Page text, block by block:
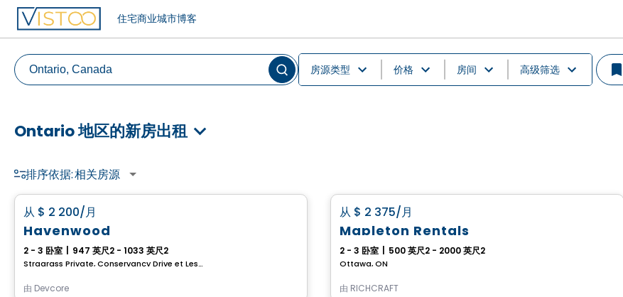
住宅商业城市博客
房源类型 价格 房间 高级筛选
Ontario 地区的新房出租
排序依据:相关房源
从 $ 2 200/月
Havenwood
2 - 3 卧室 947 英尺2 - 1033 英尺2
Stragrass Private, Conservancy Drive et Les Emerson Drive Barrhaven, Ottawa, ON
由 Devcore
从 $ 2 375/月
Mapleton Rentals
2 - 3 卧室 500 英尺2 - 2000 英尺2
Ottawa, ON
由 RICHCRAFT